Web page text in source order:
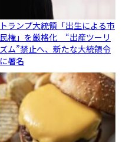
トランプ大統領「出生による市
民権」を厳格化 “出産ツーリ
ズム”禁止へ、新たな大統領令
に署名